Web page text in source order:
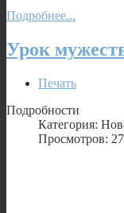
Подробнее...
Урок
Печать
Подробности
Категория:
Просмотров: